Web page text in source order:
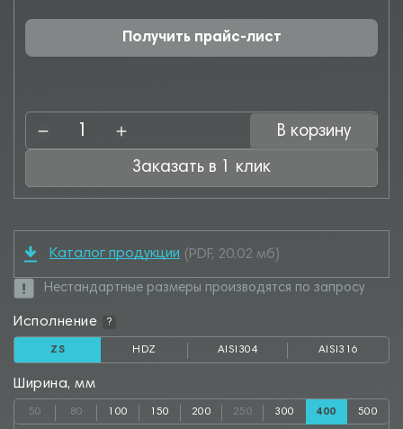
Получить прайс-лист
В корзину
Заказать в 1 клик
Каталог продукции (PDF, 20.02 мб)
Нестандартные размеры производятся по запросу
Исполнение ?
ZS HDZ AISI304 AISI316
Ширина, мм
50 80 100 150 200 250 300 400 500